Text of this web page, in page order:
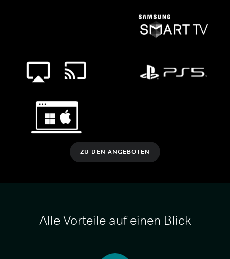
ZU DEN ANGEBOTEN
Alle Vorteile auf einen Blick